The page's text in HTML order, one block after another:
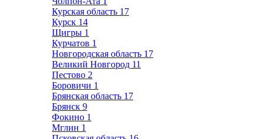
Курская область 17
Курск 14
Щигры 1
Курчатов 1
Новгородская область 17
Великий Новгород 11
Пестово 2
Боровичи 1
Брянская область 17
Брянск 9
Фокино 1
Мглин 1